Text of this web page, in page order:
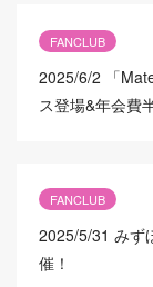
FANCLUB
2025/6/2
「
ス登場&年会費
FANCLUB
2025/5/31 みず
催！